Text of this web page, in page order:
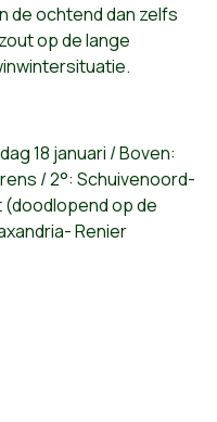
de ochtend dan zelfs
op de lange
18 januari / Boven:
/ 2°: Schuivenoord-
op de
Renier